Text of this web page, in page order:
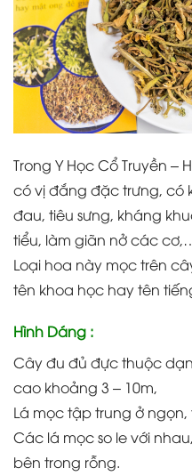
Trong Y Học Cổ Truyền
có vị đắng đặc trưng, có
đau, tiêu sưng, kháng
tiểu, làm giãn nở các
Loại hoa này mọc trên
tên khoa học hay tên
Hình Dáng :
Cây đu đủ đực thuộc
cao khoảng 3 – 10m,
Lá mọc tập trung ở
Các lá mọc so le với
bên trong rỗng.